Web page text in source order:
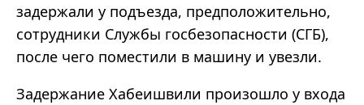
задержали у подъезда, предположительно,
сотрудники Службы госбезопасности (СГБ),
после чего поместили в машину и увезли.
Задержание Хабеишвили произошло у входа